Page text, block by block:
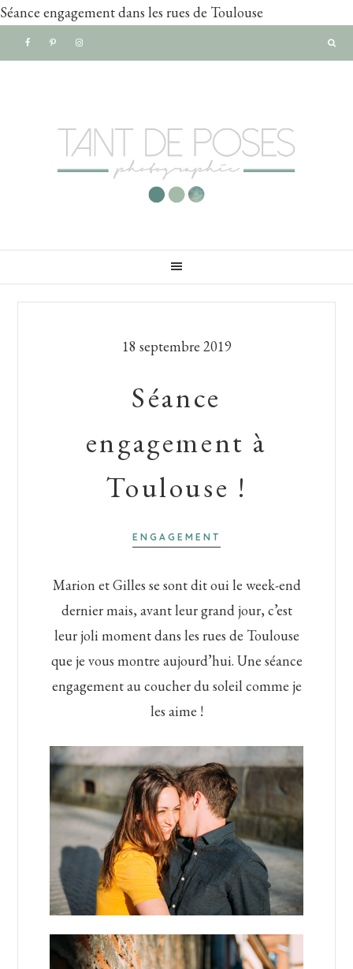
Séance engagement dans les rues de Toulouse
Passer
à
Passer
au
18 septembre 2019
Séance
engagement à
Toulouse !
ENGAGEMENT
Marion et Gilles se sont dit oui le week-end
dernier mais, avant leur grand jour, c’est
leur joli moment dans les rues de Toulouse
que je vous montre aujourd’hui. Une séance
engagement au coucher du soleil comme je
les aime !